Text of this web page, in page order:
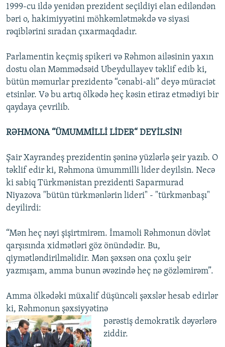
1999-cu ildə yenidən prezident seçildiyi elan ediləndən
bəri o, hakimiyyətini möhkəmlətməkdə və siyasi
rəqiblərini sıradan çıxarmaqdadır.
Parlamentin keçmiş spikeri və Rəhmon ailəsinin yaxın
dostu olan Məmmədsəid Ubeydullayev təklif edib ki,
bütün məmurlar prezidentə “cənabi-ali” deyə müraciət
etsinlər. Və bu artıq ölkədə heç kəsin etiraz etmədiyi bir
qaydaya çevrilib.
RƏHMONA “ÜMUMMİLLİ LİDER“ DEYİLSİN!
Şair Xayrandeş prezidentin şəninə yüzlərlə şeir yazıb. O
təklif edir ki, Rəhmona ümummilli lider deyilsin. Necə
ki sabiq Türkmənistan prezidenti Saparmurad
Niyazova "bütün türkmənlərin lideri" - "türkmənbaşı"
deyilirdi:
“Mən heç nəyi şişirtmirəm. İmamoli Rəhmonun dövlət
qarşısında xidmətləri göz önündədir. Bu,
qiymətləndirilməlidir. Mən şəxsən ona çoxlu şeir
yazmışam, amma bunun əvəzində heç nə gözləmirəm”.
Amma ölkədəki müxalif düşüncəli şəxslər hesab edirlər
ki, Rəhmonun şəxsiyyətinə
pərəstiş demokratik dəyərlərə
ziddir.